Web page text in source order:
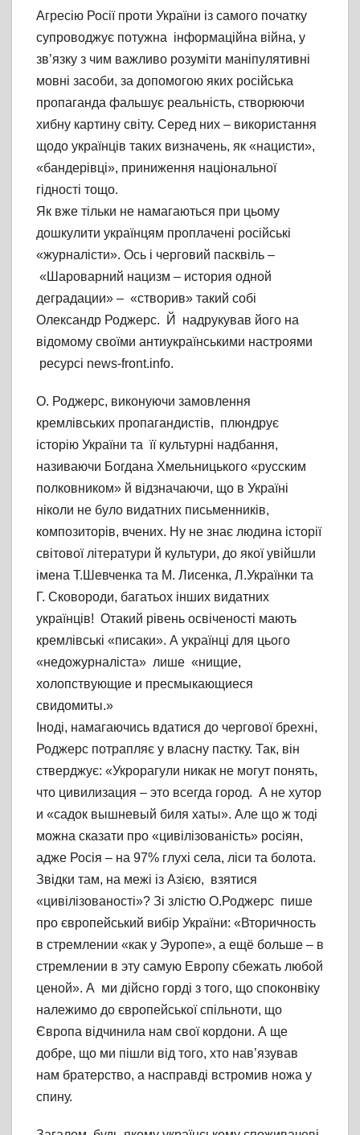
Агресію Росії проти України із самого початку
супроводжує потужна інформаційна війна, у
зв’язку з чим важливо розуміти маніпулятивні
мовні засоби, за допомогою яких російська
пропаганда фальшує реальність, створюючи
хибну картину світу. Серед них – використання
щодо українців таких визначень, як «нацисти»,
«бандерівці», приниження національної
гідності тощо.
Як вже тільки не намагаються при цьому
дошкулити українцям проплачені російські
«журналісти». Ось і черговий пасквіль –
«Шароварний нацизм – история одной
деградации» – «створив» такий собі
Олександр Роджерс. Й надрукував його на
відомому своїми антиукраїнськими настроями
ресурсі news-front.info.
О. Роджерс, виконуючи замовлення
кремлівських пропагандистів, плюндрує
історію України та її культурні надбання,
називаючи Богдана Хмельницького «русским
полковником» й відзначаючи, що в Україні
ніколи не було видатних письменників,
композиторів, вчених. Ну не знає людина історії
світової літератури й культури, до якої увійшли
імена Т.Шевченка та М. Лисенка, Л.Українки та
Г. Сковороди, багатьох інших видатних
українців! Отакий рівень освіченості мають
кремлівські «писаки». А українці для цього
«недожурналіста» лише «нищие,
холопствующие и пресмыкающиеся
свидомиты.»
Іноді, намагаючись вдатися до чергової брехні,
Роджерс потрапляє у власну пастку. Так, він
стверджує: «Укрорагули никак не могут понять,
что цивилизация – это всегда город. А не хутор
и «садок вышневый биля хаты». Але що ж тоді
можна сказати про «цивілізованість» росіян,
адже Росія – на 97% глухі села, ліси та болота.
Звідки там, на межі із Азією, взятися
«цивілізованості»? Зі злістю О.Роджерс пише
про європейський вибір України: «Вторичность
в стремлении «как у Эуропе», а ещё больше – в
стремлении в эту самую Европу сбежать любой
ценой». А ми дійсно горді з того, що споконвіку
належимо до європейської спільноти, що
Європа відчинила нам свої кордони. А ще
добре, що ми пішли від того, хто нав’язував
нам братерство, а насправді встромив ножа у
спину.